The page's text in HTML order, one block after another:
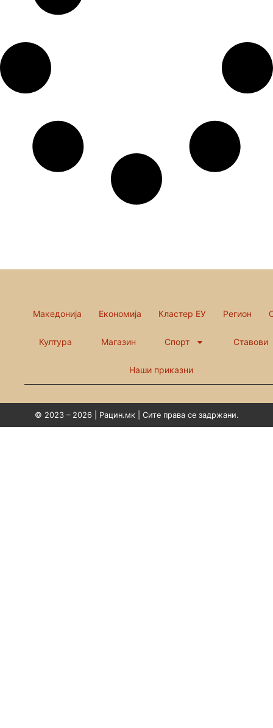
Македонија Економија Кластер ЕУ Регион
Култура Магазин Спорт Ставови
Наши приказни
© 2023 – 2026 | Рацин.мк | Сите права се задржани.